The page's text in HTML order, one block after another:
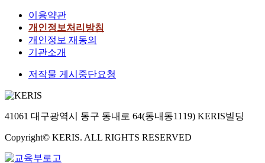
n
적
이용약관
개인정보처리방침
개인정보 재동의
기관소개
저작물 게시중단요청
41061 대구광역시 동구 동내로 64(동내동1119) KERIS빌딩
Copyright© KERIS. ALL RIGHTS RESERVED